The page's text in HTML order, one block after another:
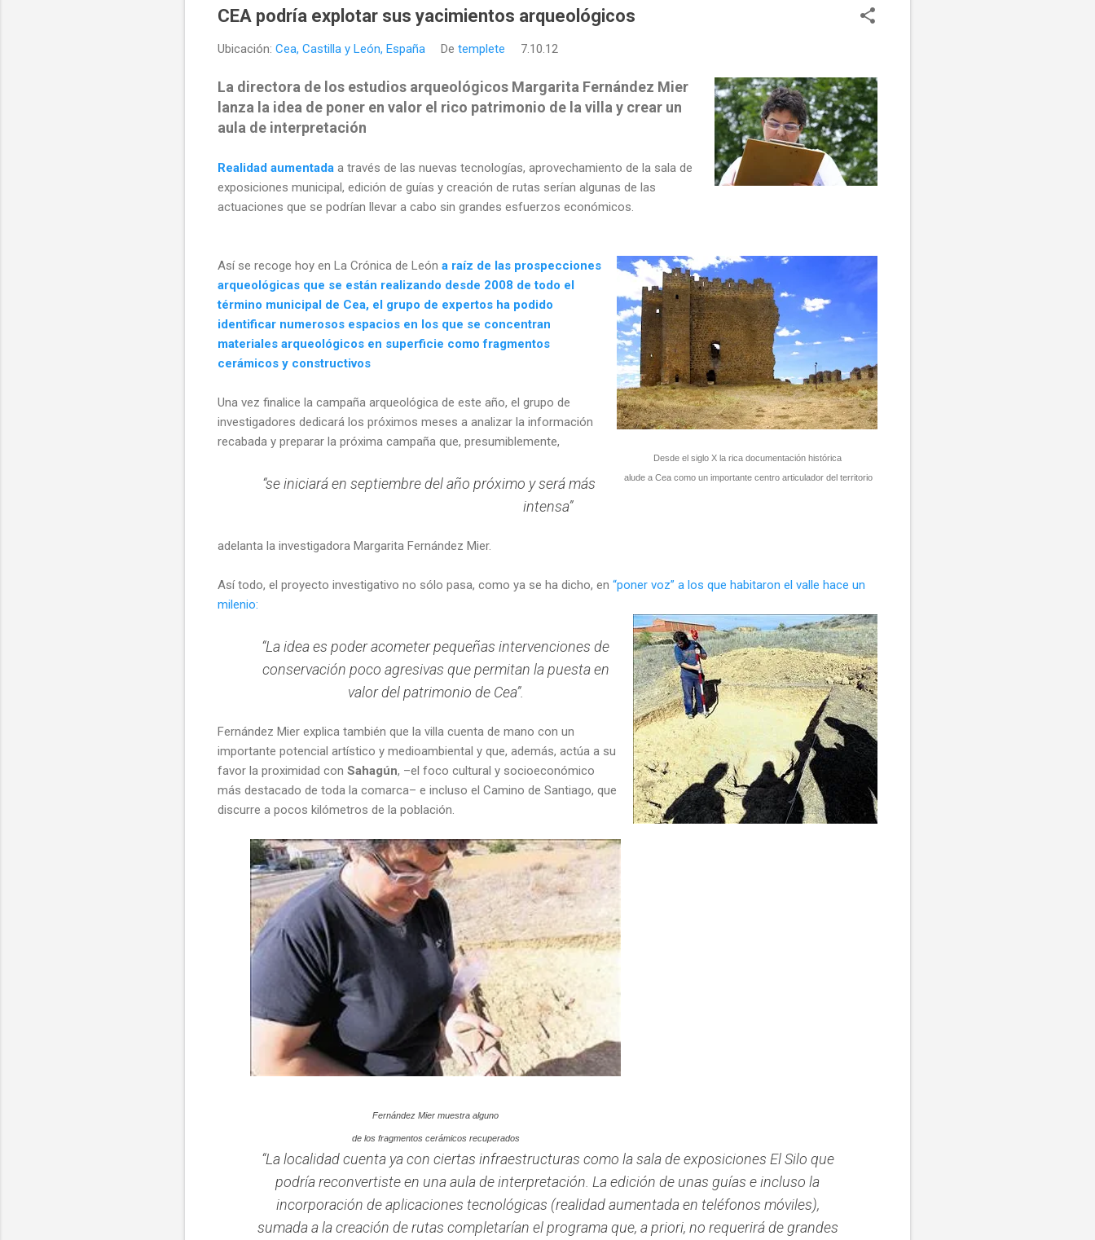
CEA podría explotar sus yacimientos arqueológicos
Ubicación: Cea, Castilla y León, España De templete 7.10.12
La directora de los estudios arqueológicos Margarita Fernández Mier
lanza la idea de poner en valor el rico patrimonio de la villa y crear un
aula de interpretación
Realidad aumentada a través de las nuevas tecnologías, aprovechamiento de la sala de
exposiciones municipal, edición de guías y creación de rutas serían algunas de las
actuaciones que se podrían llevar a cabo sin grandes esfuerzos económicos.
Desde el siglo X la rica documentación histórica
alude a Cea como un importante centro articulador del territorio
Así se recoge hoy en La Crónica de León a raíz de las prospecciones
arqueológicas que se están realizando desde 2008 de todo el
término municipal de Cea, el grupo de expertos ha podido
identificar numerosos espacios en los que se concentran
materiales arqueológicos en superficie como fragmentos
cerámicos y constructivos
Una vez finalice la campaña arqueológica de este año, el grupo de
investigadores dedicará los próximos meses a analizar la información
recabada y preparar la próxima campaña que, presumiblemente,
“se iniciará en septiembre del año próximo y será más
intensa”
adelanta la investigadora Margarita Fernández Mier.
Así todo, el proyecto investigativo no sólo pasa, como ya se ha dicho, en “poner voz” a los que habitaron el valle hace un
milenio:
“La idea es poder acometer pequeñas intervenciones de
conservación poco agresivas que permitan la puesta en
valor del patrimonio de Cea”.
Fernández Mier explica también que la villa cuenta de mano con un
importante potencial artístico y medioambiental y que, además, actúa a su
favor la proximidad con Sahagún, –el foco cultural y socioeconómico
más destacado de toda la comarca– e incluso el Camino de Santiago, que
discurre a pocos kilómetros de la población.
Fernández Mier muestra alguno
de los fragmentos cerámicos recuperados
“La localidad cuenta ya con ciertas infraestructuras como la sala de exposiciones El Silo que
podría reconvertiste en una aula de interpretación. La edición de unas guías e incluso la
incorporación de aplicaciones tecnológicas (realidad aumentada en teléfonos móviles),
sumada a la creación de rutas completarían el programa que, a priori, no requerirá de grandes